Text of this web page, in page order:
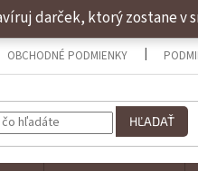
darček, ktorý zostane v
OBCHODNÉ PODMIENKY
HĽADAŤ